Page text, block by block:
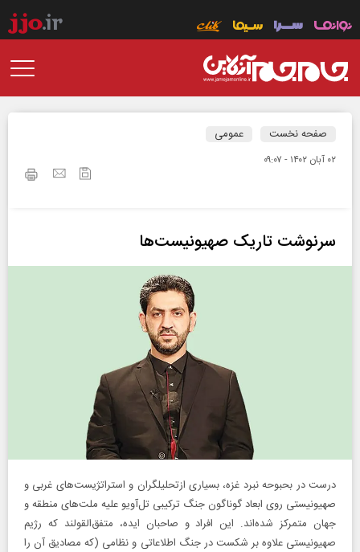
صفحه نخست عمومی
۰۲ آبان ۱۴۰۲ - ۰۹:۰۷
سرنوشت تاریک صهیونیست‌ها
درست در بحبوحه نبرد غزه، بسیاری ازتحلیلگران و استراتژیست‌های غربی و
صهیونیستی روی ابعاد گوناگون جنگ ترکیبی تل‌آویو علیه ملت‌های منطقه و
جهان متمرکز شده‌اند. این افراد و صاحبان ایده، متفق‌القولند که رژیم
صهیونیستی علاوه بر شکست در جنگ اطلاعاتی و نظامی (که مصادیق آن را